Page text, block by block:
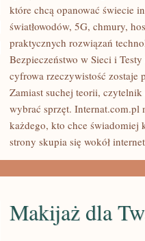
CZYTELNICY
TEMACIE
które chcą opanować świecie
światłowodów, 5G, chmury,
praktycznych rozwiązań
Bezpieczeństwo w Sieci i
cyfrowa rzeczywistość zostaje
Zamiast suchej teorii,
wybrać sprzęt. Internat.com.pl
każdego, kto chce świadomiej
strony skupia się wokół
Makijaż dla